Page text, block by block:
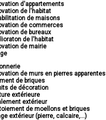
d'appartements
de l'habitat
de maisons
de commerces
de bureaux
de l'habitat
de mairie
de murs en pierres apparentes
de briques
de décoration
extérieure
extérieur
de moellons et briques
extérieur (pierre, calcaire,...)